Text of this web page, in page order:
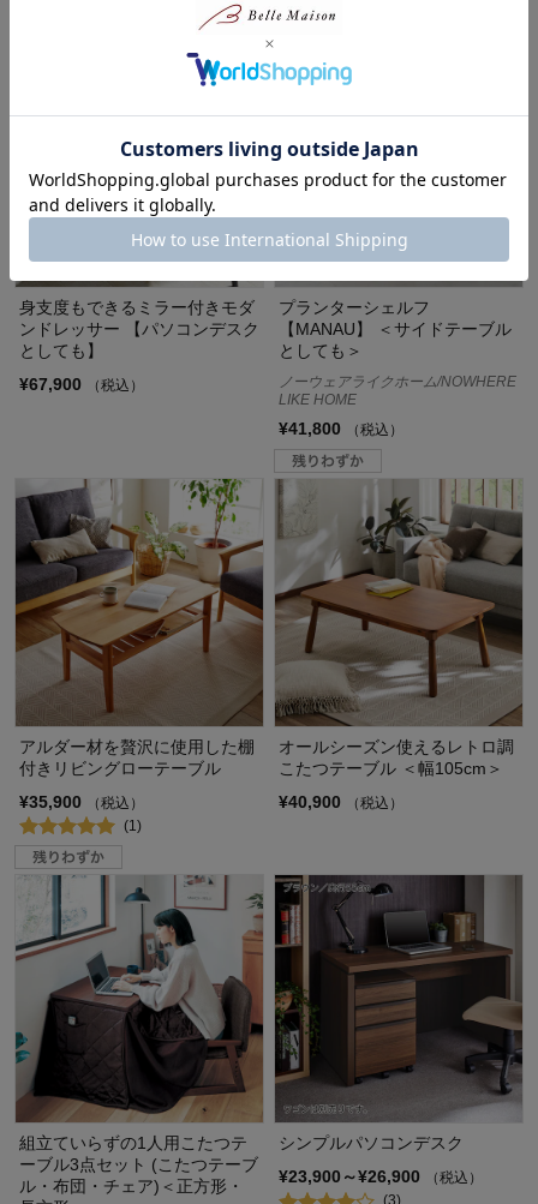
身支度もできるミラー付きモダ
ンドレッサー 【パソコンデスク
としても】
¥67,900
（税込）
プランターシェルフ
【MANAU】 ＜サイドテーブル
としても＞
ノーウェアライクホーム/NOWHERE
LIKE HOME
¥41,800 （税込）
アルダー材を贅沢に使用した棚
付きリビングローテーブル
¥35,900
（税込）
(1)
オールシーズン使えるレトロ調
こたつテーブル ＜幅105cm＞
¥40,900
（税込）
組立ていらずの1人用こたつテ
ーブル3点セット (こたつテーブ
ル・布団・チェア)＜正方形・
シンプルパソコンデスク
¥23,900～¥26,900
（税込）